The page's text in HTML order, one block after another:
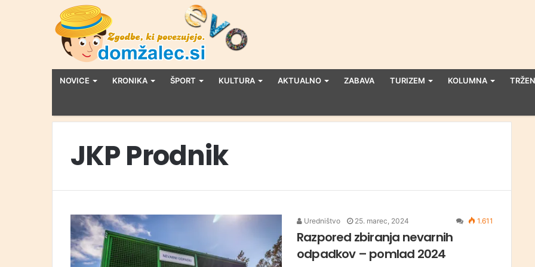
NOVICE KRONIKA ŠPORT KULTURA AKTUALNO ZABAVA TURIZEM KOLUMNA
JKP Prodnik
Uredništvo 25. marec, 2024 1.611
Razpored zbiranja nevarnih
odpadkov – pomlad 2024